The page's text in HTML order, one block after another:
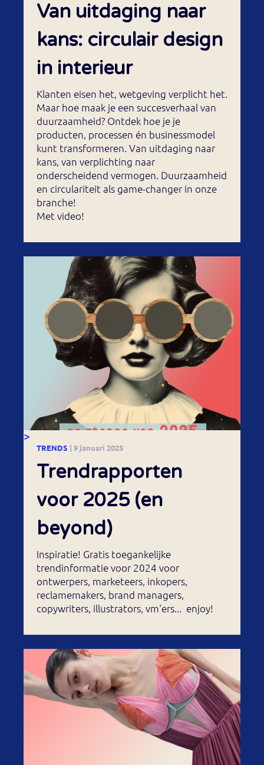
Van uitdaging naar
kans: circulair design
in interieur
Klanten eisen het, wetgeving verplicht het.
Maar hoe maak je een succesverhaal van
duurzaamheid? Ontdek hoe je je
producten, processen én businessmodel
kunt transformeren. Van uitdaging naar
kans, van verplichting naar
onderscheidend vermogen. Duurzaamheid
en circulariteit als game-changer in onze
branche!
Met video!
>
TRENDS | 9 januari 2025
Trendrapporten
voor 2025 (en
beyond)
Inspiratie! Gratis toegankelijke
trendinformatie voor 2024 voor
ontwerpers, marketeers, inkopers,
reclamemakers, brand managers,
copywriters, illustrators, vm'ers... enjoy!